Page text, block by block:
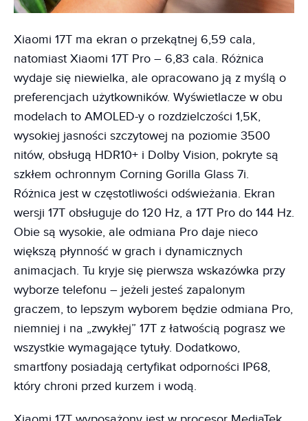
Xiaomi 17T ma ekran o przekątnej 6,59 cala,
natomiast Xiaomi 17T Pro – 6,83 cala. Różnica
wydaje się niewielka, ale opracowano ją z myślą o
preferencjach użytkowników. Wyświetlacze w obu
modelach to AMOLED-y o rozdzielczości 1,5K,
wysokiej jasności szczytowej na poziomie 3500
nitów, obsługą HDR10+ i Dolby Vision, pokryte są
szkłem ochronnym Corning Gorilla Glass 7i.
Różnica jest w częstotliwości odświeżania. Ekran
wersji 17T obsługuje do 120 Hz, a 17T Pro do 144 Hz.
Obie są wysokie, ale odmiana Pro daje nieco
większą płynność w grach i dynamicznych
animacjach. Tu kryje się pierwsza wskazówka przy
wyborze telefonu – jeżeli jesteś zapalonym
graczem, to lepszym wyborem będzie odmiana Pro,
niemniej i na „zwykłej” 17T z łatwością pograsz we
wszystkie wymagające tytuły. Dodatkowo,
smartfony posiadają certyfikat odporności IP68,
który chroni przed kurzem i wodą.